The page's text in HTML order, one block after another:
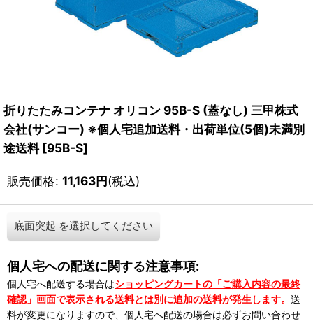
折りたたみコンテナ オリコン 95B-S (蓋なし) 三甲株式
会社(サンコー) ※個人宅追加送料・出荷単位(5個)未満別
途送料 [95B-S]
販売価格: 11,163円(税込)
底面突起 を選択してください
個人宅への配送に関する注意事項:
個人宅へ配送する場合はショッピングカートの「ご購入内容の最終
確認」画面で表示される送料とは別に追加の送料が発生します。 送
料が変更になりますので、個人宅へ配送の場合は必ずお問い合わせ